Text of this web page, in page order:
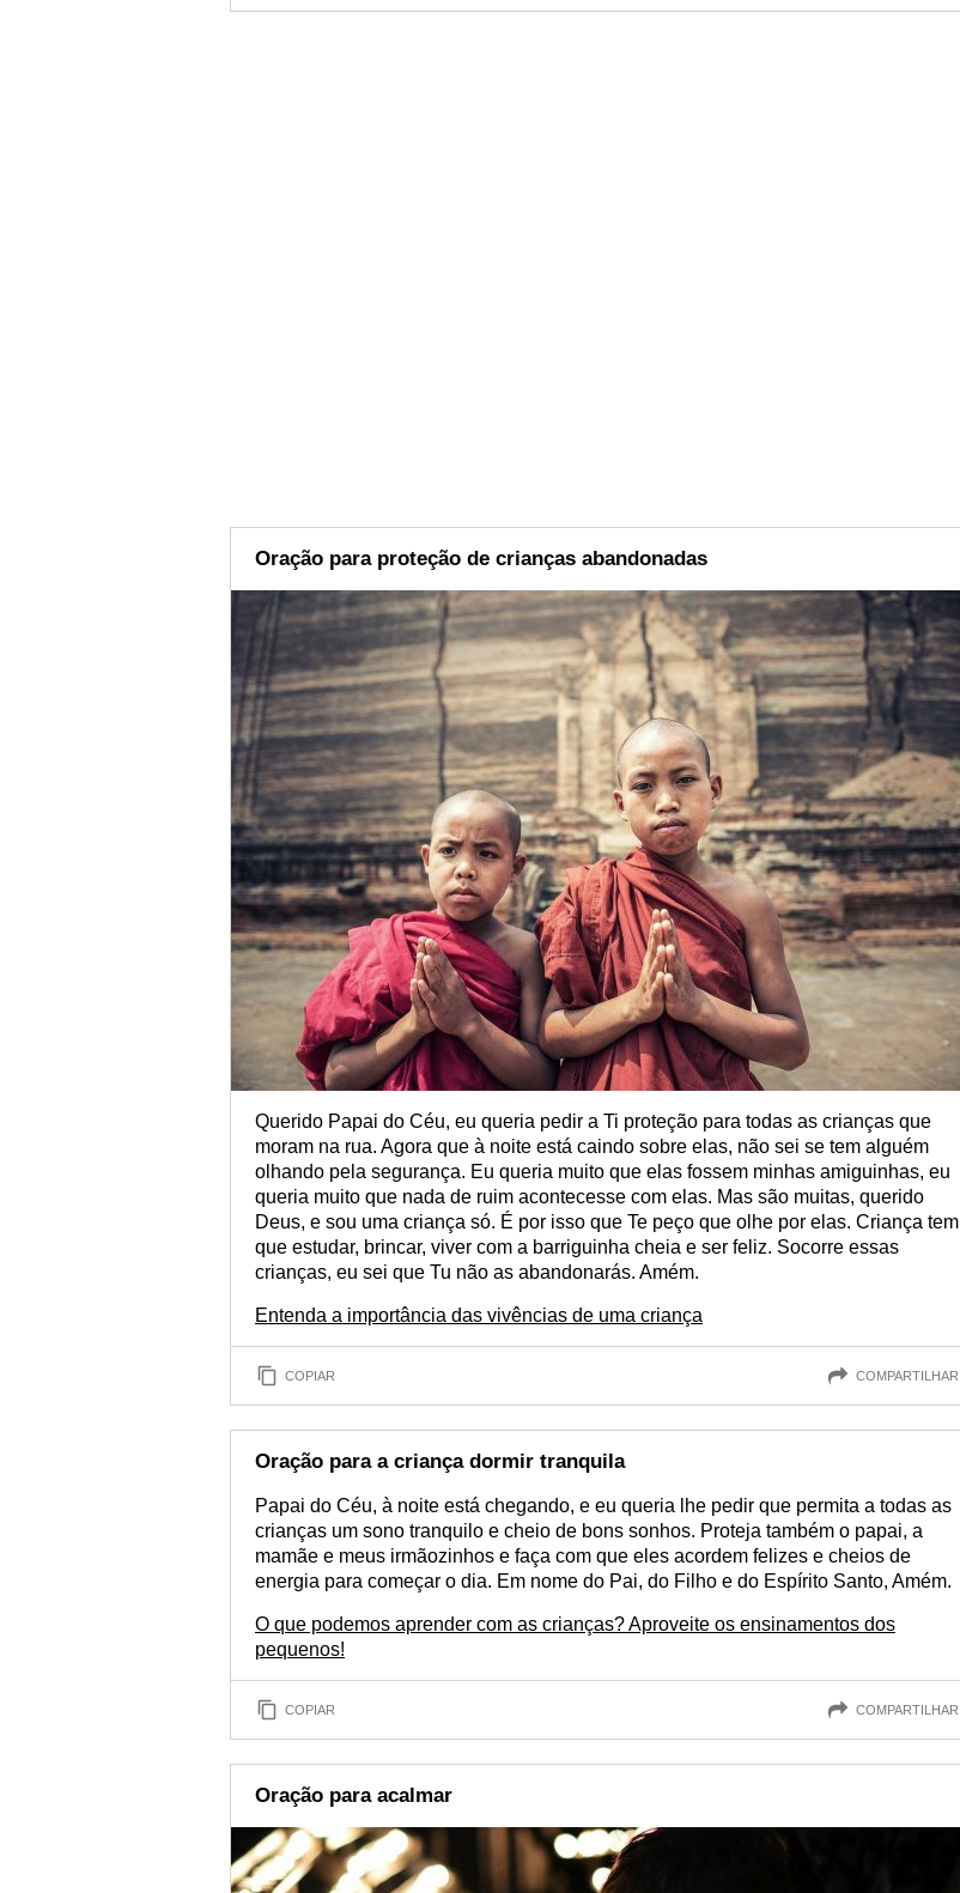
Oração para proteção de crianças abandonadas
Querido Papai do Céu, eu queria pedir a Ti proteção para todas as crianças que
moram na rua. Agora que à noite está caindo sobre elas, não sei se tem alguém
olhando pela segurança. Eu queria muito que elas fossem minhas amiguinhas, eu
queria muito que nada de ruim acontecesse com elas. Mas são muitas, querido
Deus, e sou uma criança só. É por isso que Te peço que olhe por elas. Criança tem
que estudar, brincar, viver com a barriguinha cheia e ser feliz. Socorre essas
crianças, eu sei que Tu não as abandonarás. Amém.
Entenda a importância das vivências de uma criança
COPIAR COMPARTILHAR
Oração para a criança dormir tranquila
Papai do Céu, à noite está chegando, e eu queria lhe pedir que permita a todas as
crianças um sono tranquilo e cheio de bons sonhos. Proteja também o papai, a
mamãe e meus irmãozinhos e faça com que eles acordem felizes e cheios de
energia para começar o dia. Em nome do Pai, do Filho e do Espírito Santo, Amém.
O que podemos aprender com as crianças? Aproveite os ensinamentos dos
pequenos!
COPIAR COMPARTILHAR
Oração para acalmar